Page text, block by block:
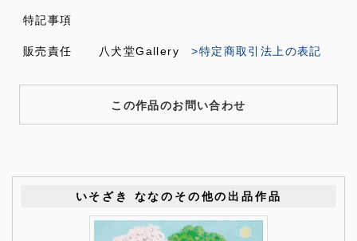
特記事項
販売責任 八犬堂Gallery>特定商取引法上の表記
この作品のお問い合わせ
いそざき ななのその他の出品作品